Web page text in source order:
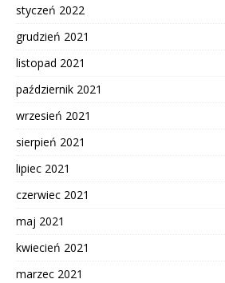
styczeń 2022
grudzień 2021
listopad 2021
październik 2021
wrzesień 2021
sierpień 2021
lipiec 2021
czerwiec 2021
maj 2021
kwiecień 2021
marzec 2021